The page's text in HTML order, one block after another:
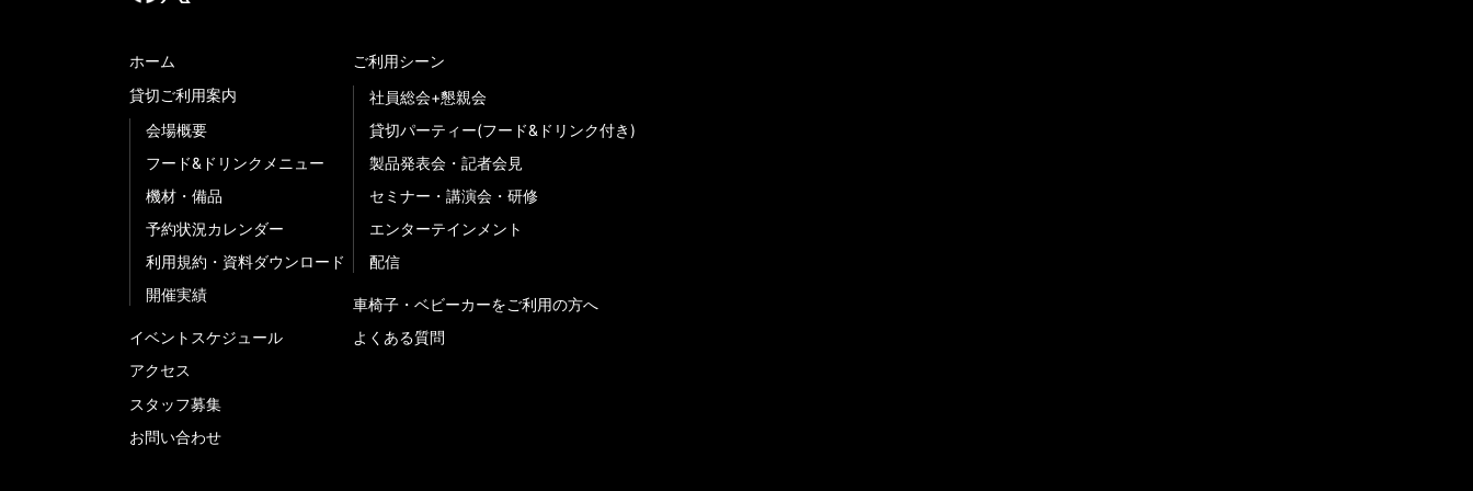
ホーム
貸切ご利用案内
会場概要
フード&ドリンクメニュー
機材・備品
予約状況カレンダー
利用規約・資料ダウンロード
開催実績
イベントスケジュール
アクセス
スタッフ募集
お問い合わせ
ご利用シーン
社員総会+懇親会
貸切パーティー(フード&ドリンク付き)
製品発表会・記者会見
セミナー・講演会・研修
エンターテインメント
配信
車椅子・ベビーカーをご利用の方へ
よくある質問